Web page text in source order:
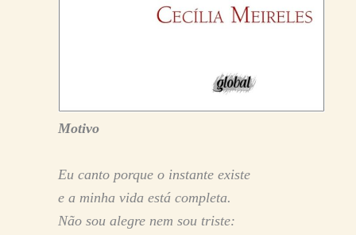
Motivo
Eu canto porque o instante existe
e a minha vida está completa.
Não sou alegre nem sou triste: